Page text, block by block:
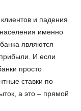
и падения
именно
являются
И если
просто
ставки по
а это – прямой